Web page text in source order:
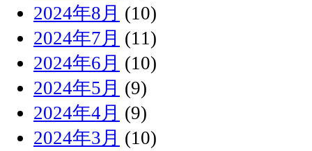
2024年8月 (10)
2024年7月 (11)
2024年6月 (10)
2024年5月 (9)
2024年4月 (9)
2024年3月 (10)